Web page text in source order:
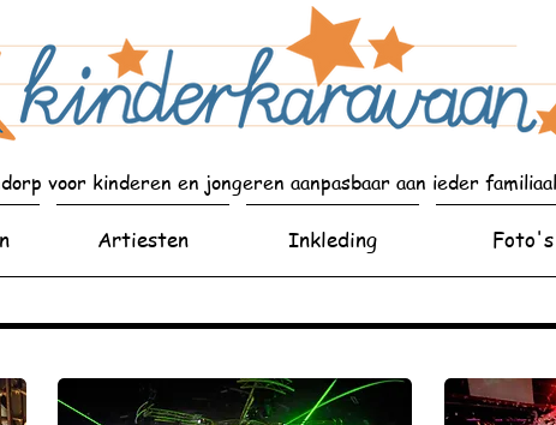
Artiesten Inkleding Foto's
voor kinderen en jongeren aanpasbaar aan ieder